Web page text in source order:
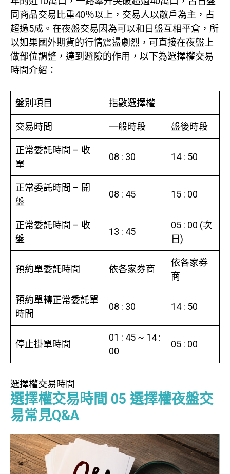
同商品交易比重40％以上，交易人以散戶為主，占
超過5成。在夜盤交易因為可以和日盤互相平倉，所
以如果國外期貨的行情震盪劇烈，可直接在夜盤上
做部位調整，達到避險的作用，以下為選擇權交易
時間介紹：
盤別項目 指數選擇權
交易時間 一般時段 盤後時段
正常委託時間 – 收
單
08 : 30 14 : 50
正常委託時間 – 開
盤
08 : 45 15 : 00
正常委託時間 – 收
盤
13 : 45
05 : 00 (次
日)
預約單委託時間 依各家券商
依各家券
商
預約單轉正常委託單
時間
08 : 30 14 : 50
停止掛單時間
01 : 45 ~ 14 :
00
05 : 00
選擇權交易時間
選擇權交易時間 05 選擇權夜盤交
易常見Q&A